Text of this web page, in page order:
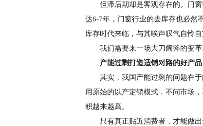
但滞后期却是客观存在的。门窗
达6-7年，门窗行业的去库存也必然
库存时代来临，与其唉声叹气自怜
我们需要来一场大刀阔斧的变革
产能过剩打造适销对路的好产品
其实，我国产能过剩的问题在
用原始的以产定销模式，不问市场
积越来越高。
只有真正贴近消费者，才能做出